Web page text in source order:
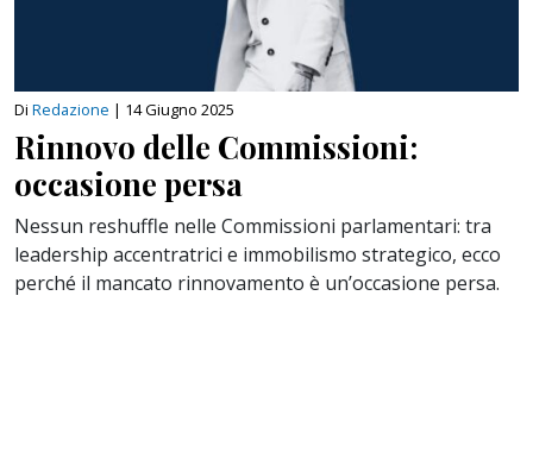
Di Redazione | 14 Giugno 2025
Rinnovo delle Commissioni:
occasione persa
Nessun reshuffle nelle Commissioni parlamentari: tra
leadership accentratrici e immobilismo strategico, ecco
perché il mancato rinnovamento è un’occasione persa.